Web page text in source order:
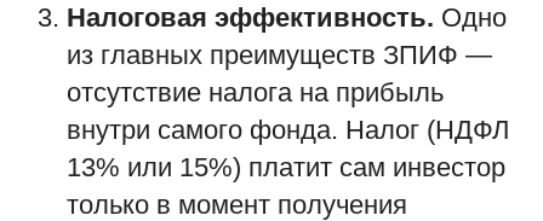
Налоговая эффективность. Одно
из главных преимуществ ЗПИФ —
отсутствие налога на прибыль
внутри самого фонда. Налог (НДФЛ
13% или 15%) платит сам инвестор
только в момент получения